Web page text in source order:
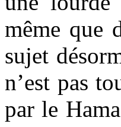
même que
sujet
n’est pas
par le